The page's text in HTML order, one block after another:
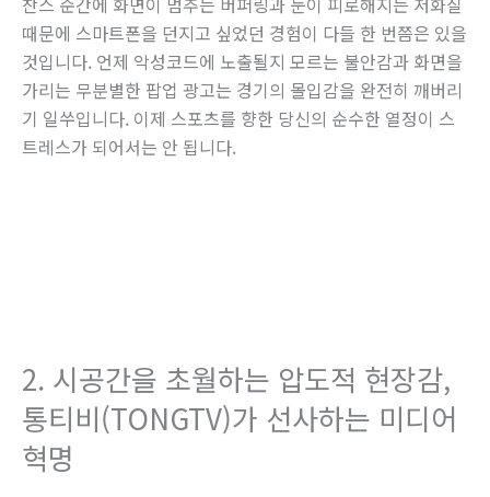
때문에 스마트폰을 던지고 싶었던 경험이 다들 한 번쯤은 있을
것입니다. 언제 악성코드에 노출될지 모르는 불안감과 화면을
가리는 무분별한 팝업 광고는 경기의 몰입감을 완전히 깨버리
기 일쑤입니다. 이제 스포츠를 향한 당신의 순수한 열정이 스
트레스가 되어서는 안 됩니다.
2. 시공간을 초월하는 압도적 현장감,
통티비(TONGTV)가 선사하는 미디어
혁명